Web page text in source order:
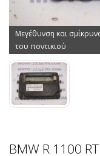
Μεγέθυνση και
του ποντικιού
BMW R 1100